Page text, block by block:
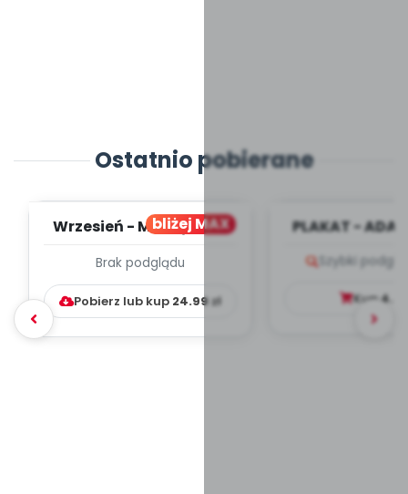
Ostatnio pobierane
bliżej MAX
Wrzesień - MIESIĘCZNY
WYCHOWAWCZO –
DYDAKTYC...
Brak podglądu
Pobierz lub kup 24.99 zł
PLAKAT -
Szybki
Kup